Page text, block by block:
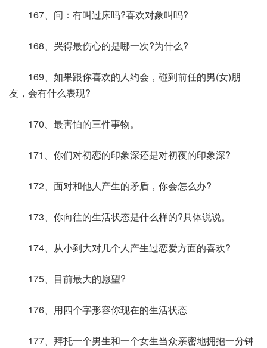
167、问：有叫过床吗?喜欢对象叫吗?
168、哭得最伤心的是哪一次?为什么?
169、如果跟你喜欢的人约会，碰到前任的男(女)朋
友，会有什么表现?
170、最害怕的三件事物。
171、你们对初恋的印象深还是对初夜的印象深?
172、面对和他人产生的矛盾，你会怎么办?
173、你向往的生活状态是什么样的?具体说说。
174、从小到大对几个人产生过恋爱方面的喜欢?
175、目前最大的愿望?
176、用四个字形容你现在的生活状态
177、拜托一个男生和一个女生当众亲密地拥抱一分钟